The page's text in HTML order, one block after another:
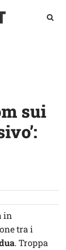
sui
in
tra i
. Troppa